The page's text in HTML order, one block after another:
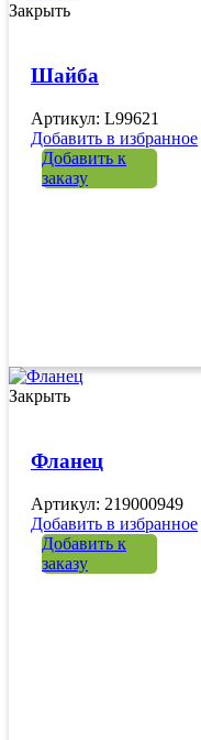
Закрыть
Шайба
Артикул: L99621
Добавить в избранное
Добавить к
заказу
Закрыть
Фланец
Артикул: 219000949
Добавить в избранное
Добавить к
заказу